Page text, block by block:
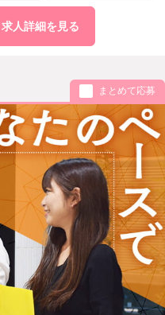
求人詳細を見る
まとめて応募